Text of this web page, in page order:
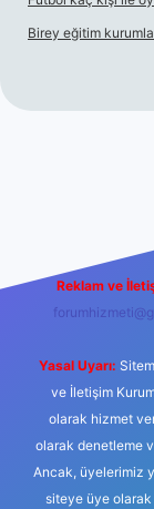
Birey eğitim
Reklam ve
Yasal Uyarı:
ve İletişim
olarak hizmet
olarak denetleme
Ancak, üyelerimiz
siteye üye olarak